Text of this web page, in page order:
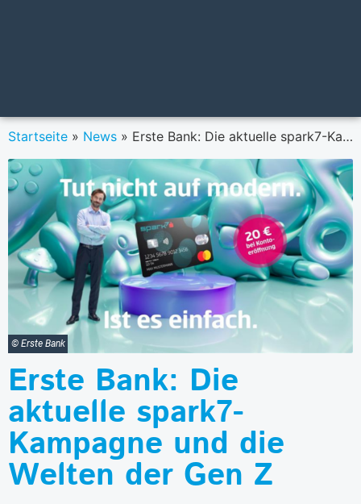
Startseite » News » Erste Bank: Die aktuelle spark7-Kampagne und die Welten der Gen Z
© Erste Bank
Erste Bank: Die
aktuelle spark7-
Kampagne und die
Welten der Gen Z